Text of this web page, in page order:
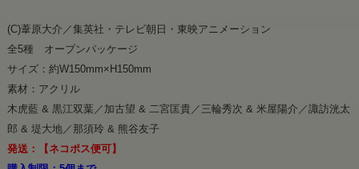
(C)葦原大介／集英社・テレビ朝日・東映アニメーション
全5種 オープンパッケージ
サイズ：約W150mm×H150mm
素材：アクリル
木虎藍 & 黒江双葉／加古望 & 二宮匡貴／三輪秀次 & 米屋陽介／諏訪洸太
郎 & 堤大地／那須玲 & 熊谷友子
発送：【ネコポス便可】